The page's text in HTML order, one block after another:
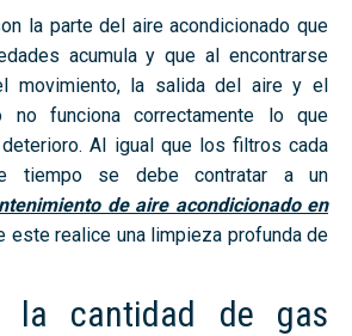
la parte del aire acondicionado que
acumula y que al encontrarse
movimiento, la salida del aire y el
no funciona correctamente lo que
Al igual que los filtros cada
tiempo se debe contratar a un
de aire acondicionado en
este realice una limpieza profunda de
la cantidad de gas